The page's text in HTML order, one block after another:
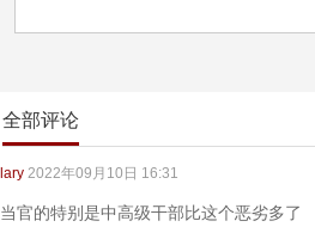
全部评论
lary 2022年09月10日 16:31
当官的特别是中高级干部比这个恶劣多了